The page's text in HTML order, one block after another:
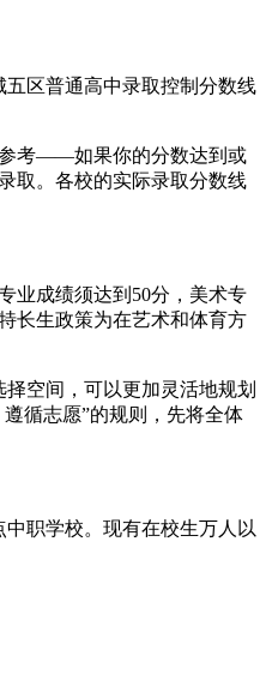
区普通高中录取控制分数线
参考——如果你的分数达到或
取。各校的实际录取分数线
业成绩须达到50分，美术专
长生政策为在艺术和体育方
空间，可以更加灵活地规划
循志愿”的规则，先将全体
职学校。现有在校生万人以